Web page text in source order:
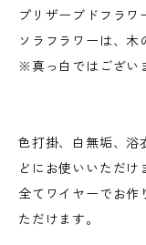
プリザーブドフラワ
ソラフラワーは、木
※真っ白ではござい
色打掛、白無垢、浴
どにお使いいただけ
全てワイヤーでお作
ただけます。